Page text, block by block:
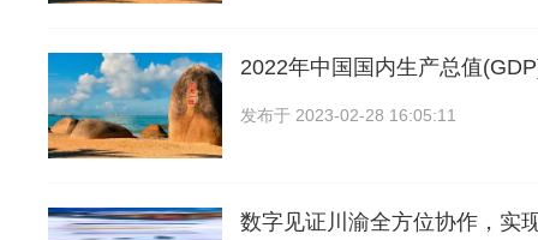
2022年中国国内生产总值
发布于 2023-02-28 16:05:11
数字见证川渝全方位协作，实